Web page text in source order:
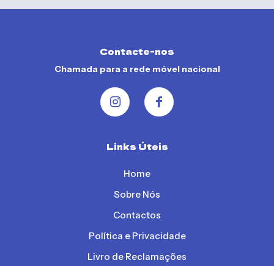
Contacte-nos
Chamada para a rede móvel nacional
Links Úteis
Home
Sobre Nós
Contactos
Política e Privacidade
Livro de Reclamações